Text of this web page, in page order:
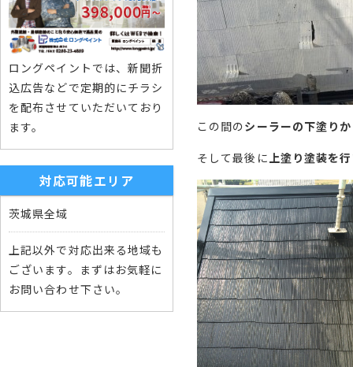
この間のシーラーの下塗り
そして最後に上塗り塗装を
ロングペイントでは、新聞折
込広告などで定期的にチラシ
を配布させていただいており
ます。
対応可能エリア
茨城県全域
上記以外で対応出来る地域も
ございます。まずはお気軽に
お問い合わせ下さい。